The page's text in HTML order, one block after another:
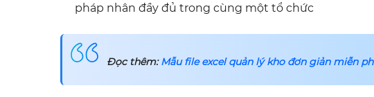
pháp nhân đầy đủ trong cùng một tổ chức
Đọc thêm:Mẫu file excel quản lý kho đơn giản miễn